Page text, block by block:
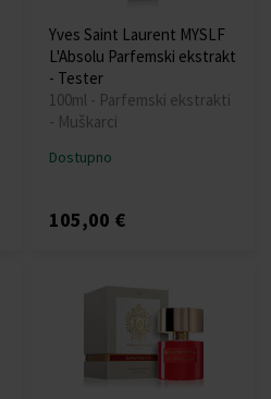
Yves Saint Laurent MYSLF
L'Absolu Parfemski ekstrakt
- Tester
100ml - Parfemski ekstrakti
- Muškarci
Dostupno
105,00 €